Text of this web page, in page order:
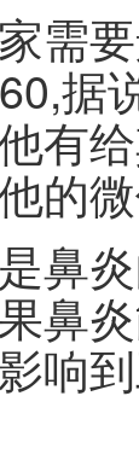
需
据
有
的微
鼻
鼻
响